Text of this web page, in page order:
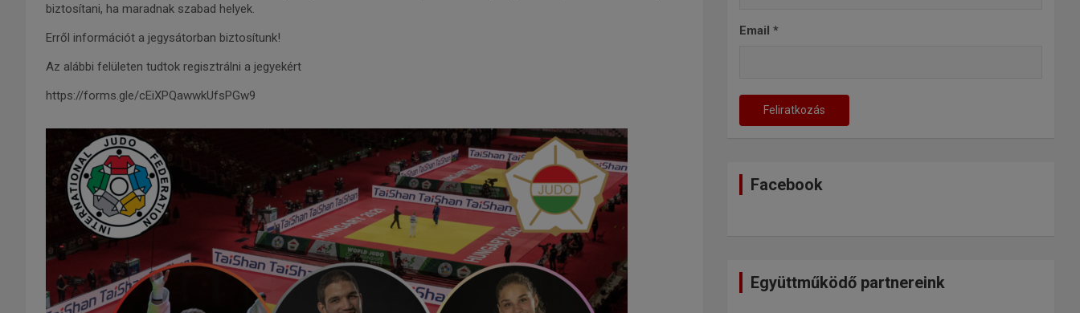
biztosítani, ha maradnak szabad helyek.
Erről információt a jegysátorban biztosítunk!
Az alábbi felületen tudtok regisztrálni a jegyekért
https://forms.gle/cEiXPQawwkUfsPGw9
Email*
Facebook
Együttműködő partnereink